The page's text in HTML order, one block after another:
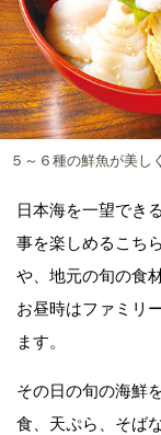
５～６種の鮮魚が美し
日本海を一望でき
事を楽しめるこち
や、地元の旬の食
お昼時はファミリ
ます。
その日の旬の海鮮
食、天ぷら、そば